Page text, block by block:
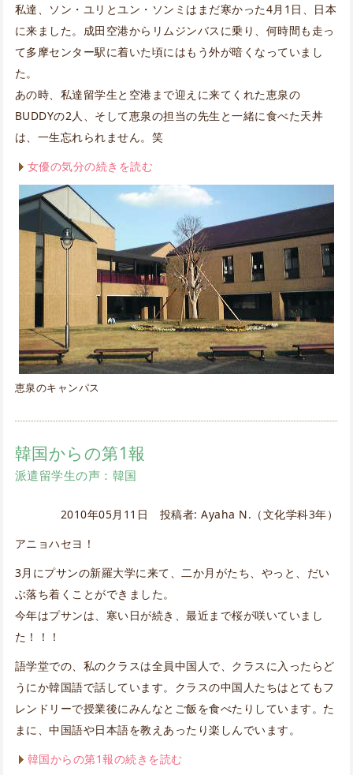
私達、ソン・ユリとユン・ソンミはまだ寒かった4月1日、日本
に来ました。成田空港からリムジンバスに乗り、何時間も走っ
て多摩センター駅に着いた頃にはもう外が暗くなっていまし
た。
あの時、私達留学生と空港まで迎えに来てくれた恵泉の
BUDDYの2人、そして恵泉の担当の先生と一緒に食べた天丼
は、一生忘れられません。笑
女優の気分の続きを読む
恵泉のキャンパス
韓国からの第1報
派遣留学生の声：韓国
2010年05月11日 投稿者: Ayaha N.（文化学科3年）
アニョハセヨ！
3月にプサンの新羅大学に来て、二か月がたち、やっと、だい
ぶ落ち着くことができました。
今年はプサンは、寒い日が続き、最近まで桜が咲いていまし
た！！！
語学堂での、私のクラスは全員中国人で、クラスに入ったらど
うにか韓国語で話しています。クラスの中国人たちはとてもフ
レンドリーで授業後にみんなとご飯を食べたりしています。た
まに、中国語や日本語を教えあったり楽しんでいます。
韓国からの第1報の続きを読む